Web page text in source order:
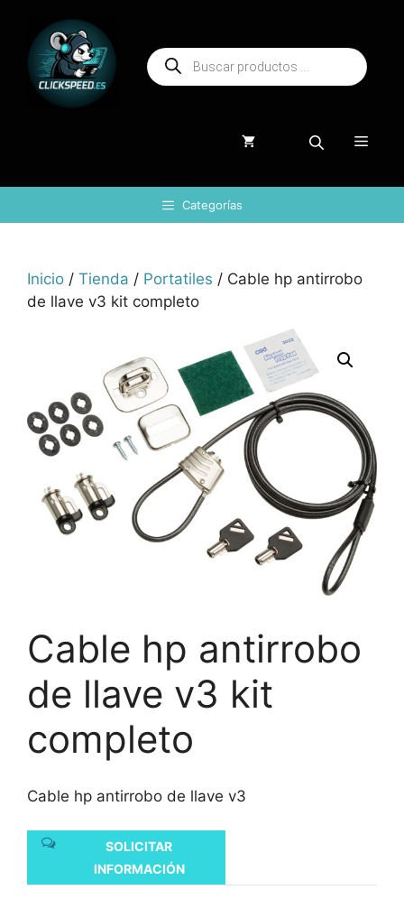
contenido
Búsqueda
de
productos
Menú
Categorías
Inicio / Tienda / Portatiles / Cable hp antirrobo
de llave v3 kit completo
Cable hp antirrobo
de llave v3 kit
completo
Cable hp antirrobo de llave v3
SOLICITAR
INFORMACIÓN